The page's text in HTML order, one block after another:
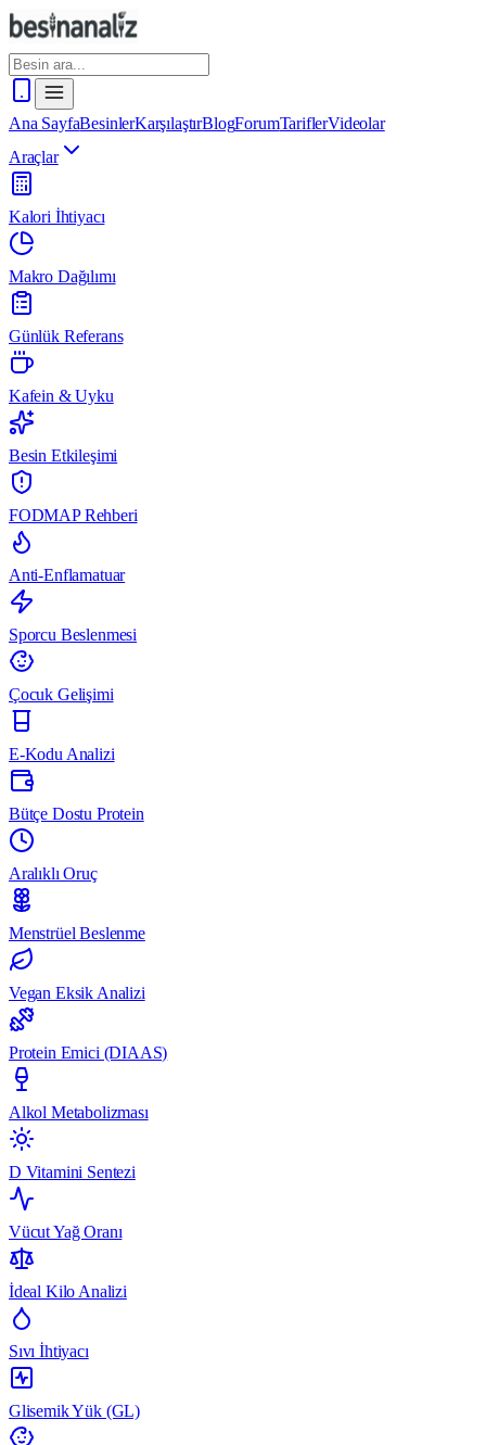
Ana SayfaBesinlerKarşılaştırBlogForumTariflerVideolar
Araçlar
Kalori İhtiyacı
Makro Dağılımı
Günlük Referans
Kafein & Uyku
Besin Etkileşimi
FODMAP Rehberi
Anti-Enflamatuar
Sporcu Beslenmesi
Çocuk Gelişimi
E-Kodu Analizi
Bütçe Dostu Protein
Aralıklı Oruç
Menstrüel Beslenme
Vegan Eksik Analizi
Protein Emici (DIAAS)
Alkol Metabolizması
D Vitamini Sentezi
Vücut Yağ Oranı
İdeal Kilo Analizi
Sıvı İhtiyacı
Glisemik Yük (GL)